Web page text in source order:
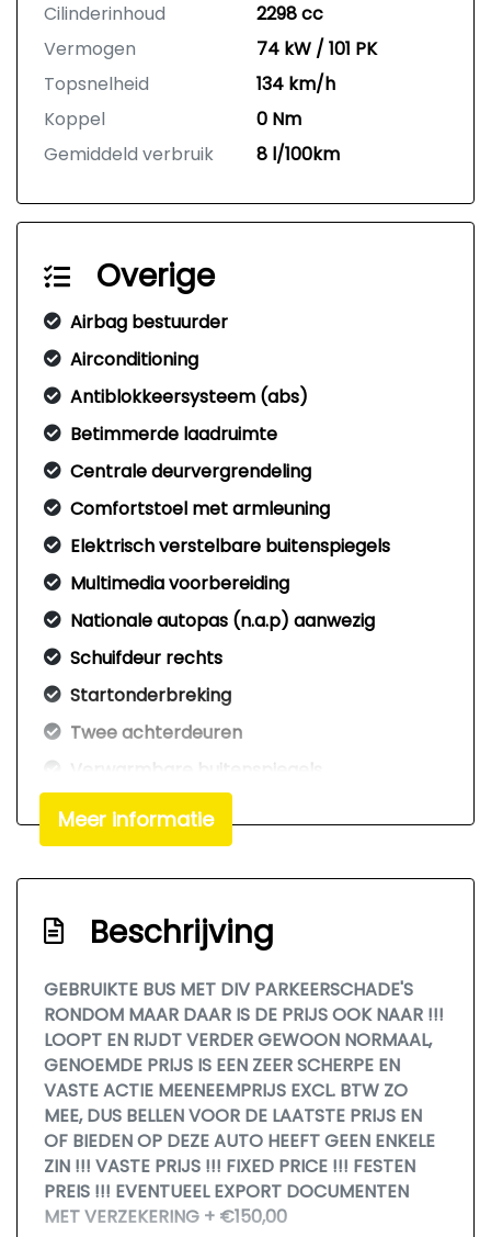
Cilinderinhoud
2298 cc
Vermogen
74 kW / 101 PK
Topsnelheid
134 km/h
Koppel
0 Nm
Gemiddeld verbruik
8 l/100km
Overige
Airbag bestuurder
Airconditioning
Antiblokkeersysteem (abs)
Betimmerde laadruimte
Centrale deurvergrendeling
Comfortstoel met armleuning
Elektrisch verstelbare buitenspiegels
Multimedia voorbereiding
Nationale autopas (n.a.p) aanwezig
Schuifdeur rechts
Startonderbreking
Twee achterdeuren
Verwarmbare buitenspiegels
Voorruitverwarming
Exterieur
Getint glas
Infotainment
Navigatiesysteem
Radio/cd speler
Meer informatie
Beschrijving
GEBRUIKTE BUS MET DIV PARKEERSCHADE'S
RONDOM MAAR DAAR IS DE PRIJS OOK NAAR !!!
LOOPT EN RIJDT VERDER GEWOON NORMAAL,
GENOEMDE PRIJS IS EEN ZEER SCHERPE EN
VASTE ACTIE MEENEEMPRIJS EXCL. BTW ZO
MEE, DUS BELLEN VOOR DE LAATSTE PRIJS EN
OF BIEDEN OP DEZE AUTO HEEFT GEEN ENKELE
ZIN !!! VASTE PRIJS !!! FIXED PRICE !!! FESTEN
PREIS !!! EVENTUEEL EXPORT DOCUMENTEN
MET VERZEKERING + €150,00